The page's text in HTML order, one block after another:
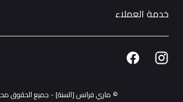
خدمة العملاء
© ماري فرانس [السنة] - جميع الحقوق